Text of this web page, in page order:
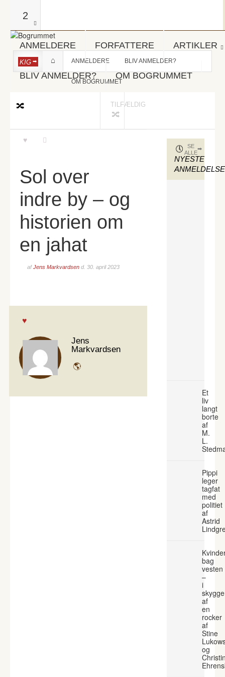
2
ANMELDERE FORFATTERE ARTIKLER
BLIV ANMELDER? OM BOGRUMMET
KIG ANMELDERE BLIV ANMELDER?
OM BOGRUMMET
TILFÆLDIG
Sol over
indre by – og
historien om
en jahat
afJens Markvardsen d. 30. april 2023
Jens
Markvardsen
NYESTE
SE
ALLE
Et
liv
langt
borte
af
M.
L.
Pippi
leger
tagfat
med
politiet
af
Astrid
bag
vesten
–
i
af
en
rocker
af
Stine
og